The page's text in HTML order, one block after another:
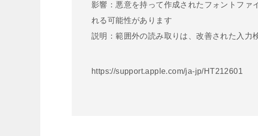
影響：悪意を持って作成されたフォントファ
れる可能性があります
説明：範囲外の読み取りは、改善された入力
https://support.apple.com/ja-jp/HT212601